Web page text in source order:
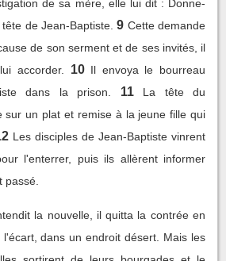
de sa mère, elle lui dit : Donne-
de Jean-Baptiste. 9 Cette demande
de son serment et de ses invités, il
accorder.
10 Il envoya le bourreau
dans la prison.
11
La tête du
sur un plat et remise à la jeune fille qui
Les disciples de Jean-Baptiste vinrent
l'enterrer, puis ils allèrent informer
passé.
la nouvelle, il quitta la contrée en
dans un endroit désert. Mais les